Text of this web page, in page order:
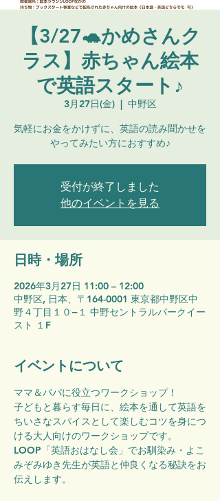
【3/27🐢かめさんク
ラス】赤ちゃん絵本
で英語スタート♪
3月27日(金)
  |
中野区
気軽にお金をかけずに、英語の読み聞かせを
やってみたい方におすすめ♪
受付が終了しました
他のイベントを見る
日時・場所
2026年3月27日 11:00 – 12:00
中野区, 日本、〒164-0001 東京都中野区中
野４丁目１０−１ 中野セントラルパークイー
スト １F
イベントについて
ママ＆パパに役立つワークショップ！
子どもと暮らす毎日に、絵本を通して英語を
ちいさなスパイスとして楽しむコツを身につ
ける大人向けのワークショップです。
LOOP「英語おはなし会」でお馴染み・よこ
みぞみゆき先生が英語と仲良くなる秘訣をお
伝えします。